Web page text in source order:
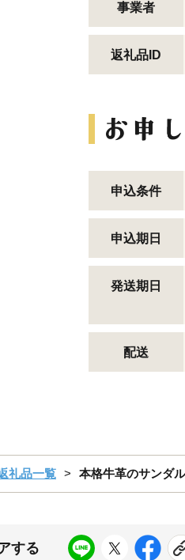
事業者
返礼品ID
申込条件
申込期日
発送期日
配送
礼品一覧 本格牛革のサンダ
する